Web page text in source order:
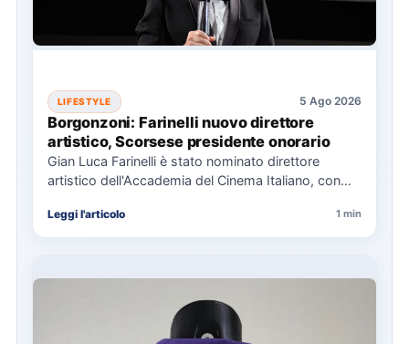
LIFESTYLE 5 Ago 2026
Borgonzoni: Farinelli nuovo direttore
artistico, Scorsese presidente onorario
Gian Luca Farinelli è stato nominato direttore
artistico dell'Accademia del Cinema Italiano, con
Leggi l'articolo 1 min